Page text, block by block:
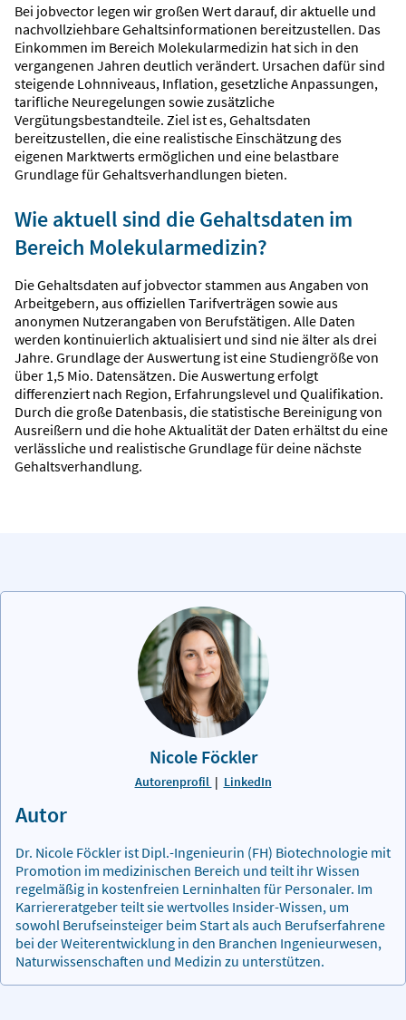
Bei jobvector legen wir großen Wert darauf, dir aktuelle und
nachvollziehbare Gehaltsinformationen bereitzustellen. Das
Einkommen im Bereich Molekularmedizin hat sich in den
vergangenen Jahren deutlich verändert. Ursachen dafür sind
steigende Lohnniveaus, Inflation, gesetzliche Anpassungen,
tarifliche Neuregelungen sowie zusätzliche
Vergütungsbestandteile. Ziel ist es, Gehaltsdaten
bereitzustellen, die eine realistische Einschätzung des
eigenen Marktwerts ermöglichen und eine belastbare
Grundlage für Gehaltsverhandlungen bieten.
Wie aktuell sind die Gehaltsdaten im
Bereich Molekularmedizin?
Die Gehaltsdaten auf jobvector stammen aus Angaben von
Arbeitgebern, aus offiziellen Tarifverträgen sowie aus
anonymen Nutzerangaben von Berufstätigen. Alle Daten
werden kontinuierlich aktualisiert und sind nie älter als drei
Jahre. Grundlage der Auswertung ist eine Studiengröße von
über 1,5 Mio. Datensätzen. Die Auswertung erfolgt
differenziert nach Region, Erfahrungslevel und Qualifikation.
Durch die große Datenbasis, die statistische Bereinigung von
Ausreißern und die hohe Aktualität der Daten erhältst du eine
verlässliche und realistische Grundlage für deine nächste
Gehaltsverhandlung.
Nicole Föckler
Autorenprofil | LinkedIn
Autor
Dr. Nicole Föckler ist Dipl.-Ingenieurin (FH) Biotechnologie mit
Promotion im medizinischen Bereich und teilt ihr Wissen
regelmäßig in kostenfreien Lerninhalten für Personaler. Im
Karriereratgeber teilt sie wertvolles Insider-Wissen, um
sowohl Berufseinsteiger beim Start als auch Berufserfahrene
bei der Weiterentwicklung in den Branchen Ingenieurwesen,
Naturwissenschaften und Medizin zu unterstützen.